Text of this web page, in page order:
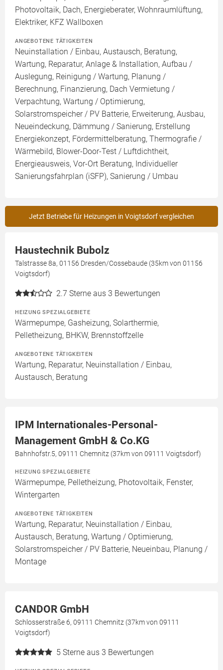
Photovoltaik, Dach, Energieberater, Wohnraumlüftung,
Elektriker, KFZ Wallboxen
ANGEBOTENE TÄTIGKEITEN
Neuinstallation / Einbau, Austausch, Beratung,
Wartung, Reparatur, Anlage & Installation, Aufbau /
Auslegung, Reinigung / Wartung, Planung /
Berechnung, Finanzierung, Dach Vermietung /
Verpachtung, Wartung / Optimierung,
Solarstromspeicher / PV Batterie, Erweiterung, Ausbau,
Neueindeckung, Dämmung / Sanierung, Erstellung
Energiekonzept, Fördermittelberatung, Thermografie /
Wärmebild, Blower-Door-Test / Luftdichtheit,
Energieausweis, Vor-Ort Beratung, Individueller
Sanierungsfahrplan (iSFP), Sanierung / Umbau
Jetzt Betriebe für Heizungen in Voigtsdorf vergleichen
Haustechnik Bubolz
Talstrasse 8a, 01156 Dresden/Cossebaude (35km von 01156
Voigtsdorf)
2.7 Sterne aus 3 Bewertungen
HEIZUNG SPEZIALGEBIETE
Wärmepumpe, Gasheizung, Solarthermie,
Pelletheizung, BHKW, Brennstoffzelle
ANGEBOTENE TÄTIGKEITEN
Wartung, Reparatur, Neuinstallation / Einbau,
Austausch, Beratung
IPM Internationales-Personal-
Management GmbH & Co.KG
Bahnhofstr.5, 09111 Chemnitz (37km von 09111 Voigtsdorf)
HEIZUNG SPEZIALGEBIETE
Wärmepumpe, Pelletheizung, Photovoltaik, Fenster,
Wintergarten
ANGEBOTENE TÄTIGKEITEN
Wartung, Reparatur, Neuinstallation / Einbau,
Austausch, Beratung, Wartung / Optimierung,
Solarstromspeicher / PV Batterie, Neueinbau, Planung /
Montage
CANDOR GmbH
Schlosserstraße 6, 09111 Chemnitz (37km von 09111
Voigtsdorf)
5 Sterne aus 3 Bewertungen